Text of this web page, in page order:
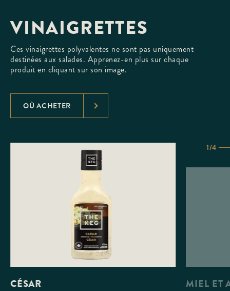
VINAIGRETTES
Ces vinaigrettes polyvalentes ne sont pas uniquement
destinées aux salades. Apprenez-en plus sur chaque
produit en cliquant sur son image.
OÙ ACHETER
CÉSAR MIEL ET
1/4